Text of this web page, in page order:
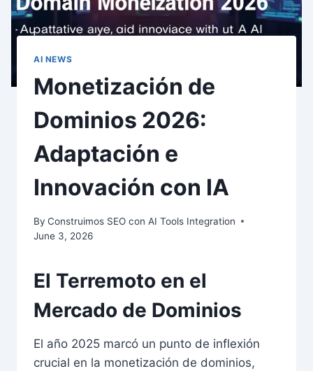
AI NEWS
Monetización de
Dominios 2026:
Adaptación e
Innovación con IA
By Construimos SEO con AI Tools Integration
June 3, 2026
El Terremoto en el
Mercado de Dominios
El año 2025 marcó un punto de inflexión
crucial en la monetización de dominios,